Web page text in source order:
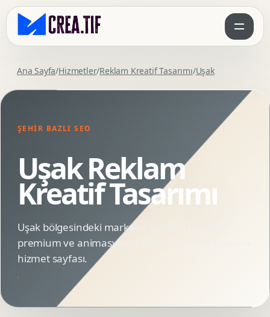
Ana Sayfa/Hizmetler/Reklam Kreatif Tasarımı/Uşak
ŞEHIR BAZLI SEO
Uşak Reklam
Kreatif Tasarımı
Uşak bölgesindeki markalar için SEO uyumlu,
premium ve animasyonlu Reklam Kreatif Tasarımı
hizmet sayfası.